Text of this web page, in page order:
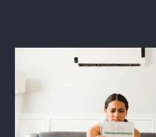
Bolletta del condizionatore